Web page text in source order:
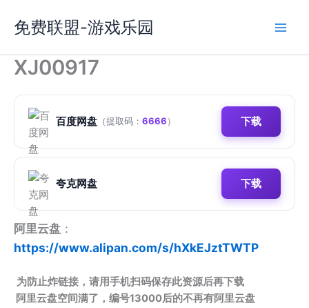
容
免费联盟-游戏乐园
XJ00917
百度网盘 （提取码： 6666） 下载
夸克网盘 下载
阿里云盘 ：
https://www.alipan.com/s/hXkEJztTWTP
为防止炸链接，请用手机扫码保存此资源后再下载
阿里云盘空间满了，编号13000后的不再有阿里云盘